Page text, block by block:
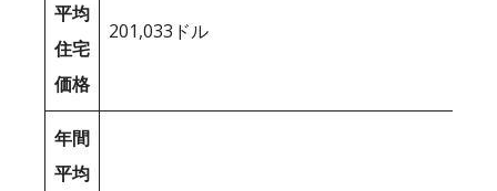
平均
住宅
価格
201,033ドル
年間
平均